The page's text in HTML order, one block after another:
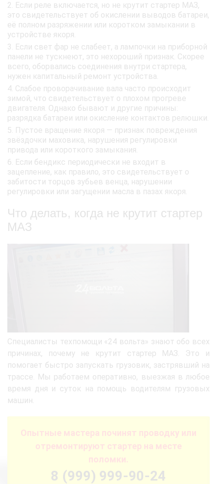
Если реле включается, но не крутит стартер МАЗ,
это свидетельствует об окислении выводов батареи,
её полном разряжении или коротком замыкании в
устройстве якоря.
Если свет фар не слабеет, а лампочки на приборной
панели не тускнеют, это нехороший признак. Скорее
всего, оборвались соединения внутри стартера,
нужен капитальный ремонт устройства.
Слабое проворачивание вала часто происходит
зимой, что свидетельствует о плохом прогреве
двигателя. Однако бывают и другие причины:
разрядка батареи или окисление контактов релюшки.
Пустое вращение якоря — признак повреждения
звёздочки маховика, нарушения регулировки
привода или короткого замыкания.
Если бендикс периодически не входит в
зацепление, как правило, это свидетельствует о
забитости торцов зубьев венца, нарушении
регулировки или загущении масла в пазах якоря.
Что делать, когда не крутит стартер
МАЗ
Специалисты техпомощи «24 вольта» знают обо всех
причинах, почему не крутит стартер МАЗ. Это и
помогает быстро запускать грузовик, застрявший на
трассе. Мы работаем оперативно, выезжая в любое
время дня и суток на помощь водителям грузовых
машин.
Опытные мастера починят проводку или
отремонтируют стартер на месте
поломки.
8 (999) 999-90-24